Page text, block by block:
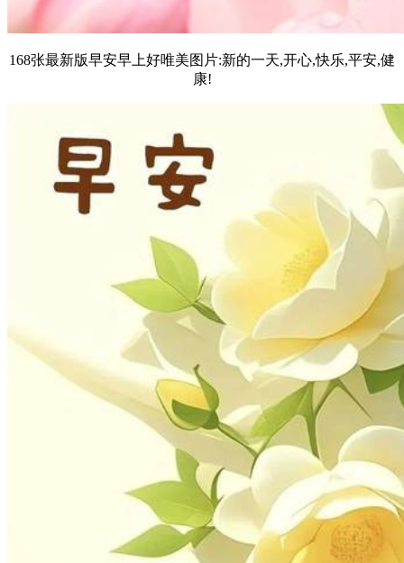
168张最新版早安早上好唯美图片:新的一天,开心,快乐,平安,健
康!